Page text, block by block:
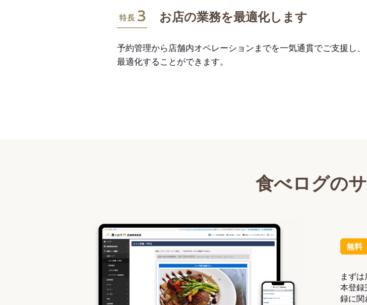
特長3
お店の業務を最適化します
予約管理から店舗内オペレーションまでを一気通貫でご支援し、
最適化することができます。
食べログの
無料
まず
本登録
録に関